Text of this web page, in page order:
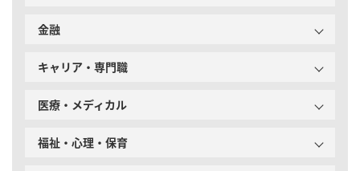
金融
キャリア・専門職
医療・メディカル
福祉・心理・保育